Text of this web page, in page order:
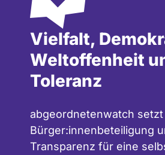
Vielfalt,
Weltoffenheit
Toleranz
abgeordnetenwatch
Bürger:innenbeteiligung
Transparenz für eine